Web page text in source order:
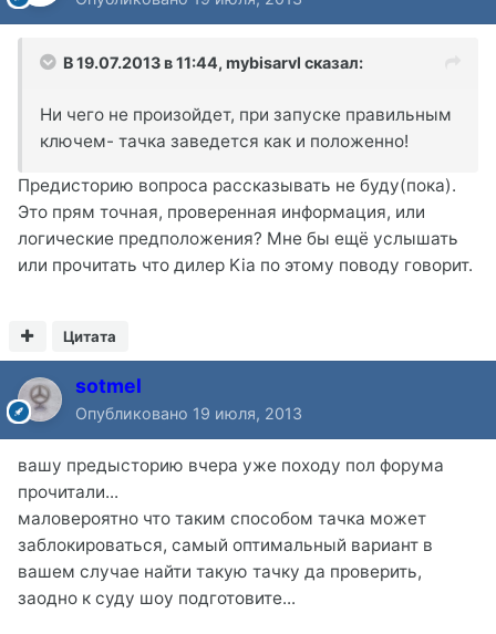
В 19.07.2013 в 11:44, mybisarvl сказал:
Ни чего не произойдет, при запуске правильным
ключем- тачка заведется как и положенно!
Предисторию вопроса рассказывать не буду(пока).
Это прям точная, проверенная информация, или
логические предположения? Мне бы ещё услышать
или прочитать что дилер Kia по этому поводу говорит.
Цитата
sotmel
Опубликовано 19 июля, 2013
вашу предысторию вчера уже походу пол форума
прочитали...
маловероятно что таким способом тачка может
заблокироваться, самый оптимальный вариант в
вашем случае найти такую тачку да проверить,
заодно к суду шоу подготовите...